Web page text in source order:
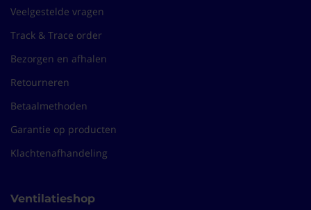
Veelgestelde vragen
Track & Trace order
Bezorgen en afhalen
Retourneren
Betaalmethoden
Garantie op producten
Klachtenafhandeling
Ventilatieshop